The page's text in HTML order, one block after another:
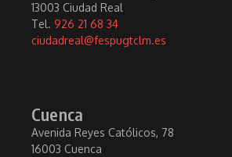
13003 Ciudad Real
Tel. 926 21 68 34
ciudadreal@fespugtclm.es
Cuenca
Avenida Reyes Católicos, 78
16003 Cuenca